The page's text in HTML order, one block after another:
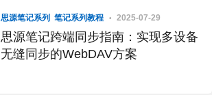
思源笔记系列 笔记系列教程 2025-07-29
思源笔记跨端同步指南：实现多设备
无缝同步的WebDAV方案